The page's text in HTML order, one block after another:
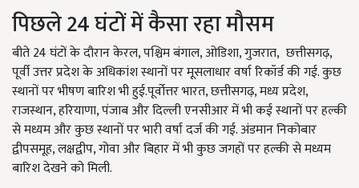
पिछले 24 घंटों में कैसा रहा मौसम
बीते 24 घंटों के दौरान केरल, पश्चिम बंगाल, ओडिशा, गुजरात, छत्तीसगढ़,
पूर्वी उत्तर प्रदेश के अधिकांश स्थानों पर मूसलाधार वर्षा रिकॉर्ड की गई. कुछ
स्थानों पर भीषण बारिश भी हुई.पूर्वोत्तर भारत, छत्तीसगढ़, मध्य प्रदेश,
राजस्थान, हरियाणा, पंजाब और दिल्ली एनसीआर में भी कई स्थानों पर हल्की
से मध्यम और कुछ स्थानों पर भारी वर्षा दर्ज की गई. अंडमान निकोबार
द्वीपसमूह, लक्षद्वीप, गोवा और बिहार में भी कुछ जगहों पर हल्की से मध्यम
बारिश देखने को मिली.